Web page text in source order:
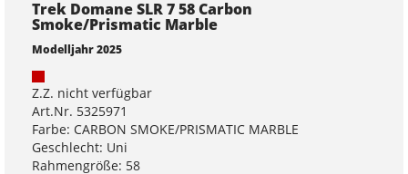
Trek Domane SLR 7 58 Carbon
Smoke/Prismatic Marble
Modelljahr 2025
Z.Z. nicht verfügbar
Art.Nr. 5325971
Farbe: CARBON SMOKE/PRISMATIC MARBLE
Geschlecht: Uni
Rahmengröße: 58